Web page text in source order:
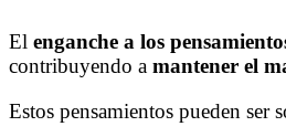
El enganche a los
contribuyendo a mantener el
Estos pensamientos pueden ser